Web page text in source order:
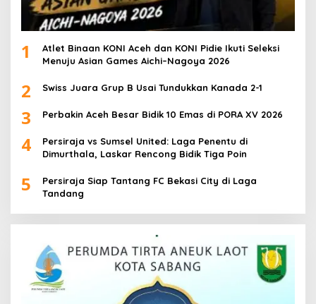
1
Atlet Binaan KONI Aceh dan KONI Pidie Ikuti Seleksi
Menuju Asian Games Aichi–Nagoya 2026
2 Swiss Juara Grup B Usai Tundukkan Kanada 2-1
3 Perbakin Aceh Besar Bidik 10 Emas di PORA XV 2026
4
Persiraja vs Sumsel United: Laga Penentu di
Dimurthala, Laskar Rencong Bidik Tiga Poin
5
Persiraja Siap Tantang FC Bekasi City di Laga
Tandang